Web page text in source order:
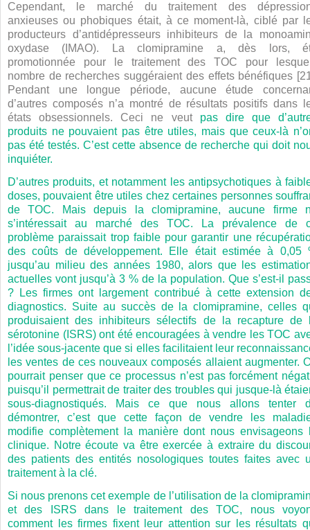
Cependant, le marché du traitement des
anxieuses ou phobiques était, à ce moment-là, ciblé par
producteurs d’antidépresseurs inhibiteurs de la
oxydase (IMAO). La clomipramine a, dès lors,
promotionnée pour le traitement des TOC pour
nombre de recherches suggéraient des effets bénéfiques
Pendant une longue période, aucune étude
d’autres composés n’a montré de résultats positifs dans
états obsessionnels. Ceci ne veut pas dire que
produits ne pouvaient pas être utiles, mais que ceux-là
pas été testés. C’est cette absence de recherche qui doit
inquiéter.
D’autres produits, et notamment les antipsychotiques à
doses, pouvaient être utiles chez certaines personnes
de TOC. Mais depuis la clomipramine, aucune firme
s’intéressait au marché des TOC. La prévalence de
problème paraissait trop faible pour garantir une
des coûts de développement. Elle était estimée à 0,05
jusqu’au milieu des années 1980, alors que les
actuelles vont jusqu’à 3 % de la population. Que s’est-il
? Les firmes ont largement contribué à cette extension
diagnostics. Suite au succès de la clomipramine, celles
produisaient des inhibiteurs sélectifs de la recapture de
sérotonine (ISRS) ont été encouragées à vendre les TOC
l’idée sous-jacente que si elles facilitaient leur
les ventes de ces nouveaux composés allaient augmenter.
pourrait penser que ce processus n’est pas forcément
puisqu’il permettrait de traiter des troubles qui jusque-là
sous-diagnostiqués. Mais ce que nous allons tenter
démontrer, c’est que cette façon de vendre les
modifie complètement la manière dont nous envisageons
clinique. Notre écoute va être exercée à extraire du
des patients des entités nosologiques toutes faites avec
traitement à la clé.
Si nous prenons cet exemple de l’utilisation de la
et des ISRS dans le traitement des TOC, nous
comment les firmes fixent leur attention sur les résultats